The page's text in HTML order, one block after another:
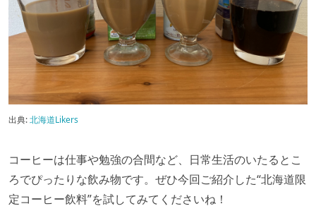
出典:北海道Likers
コーヒーは仕事や勉強の合間など、日常生活のいたるとこ
ろでぴったりな飲み物です。ぜひ今回ご紹介した“北海道限
定コーヒー飲料”を試してみてくださいね！